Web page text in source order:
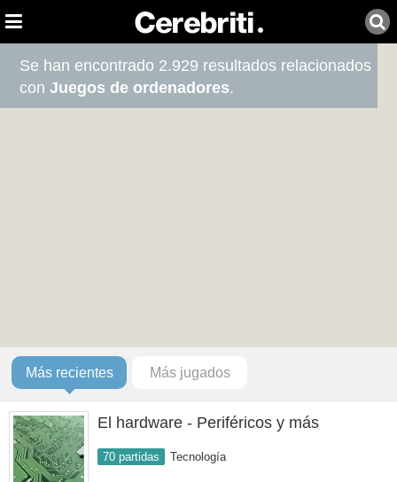
Se han encontrado 2.929 resultados relacionados
conJuegos de ordenadores.
Más recientes Más jugados
El hardware - Periféricos y más
70 partidas Tecnología